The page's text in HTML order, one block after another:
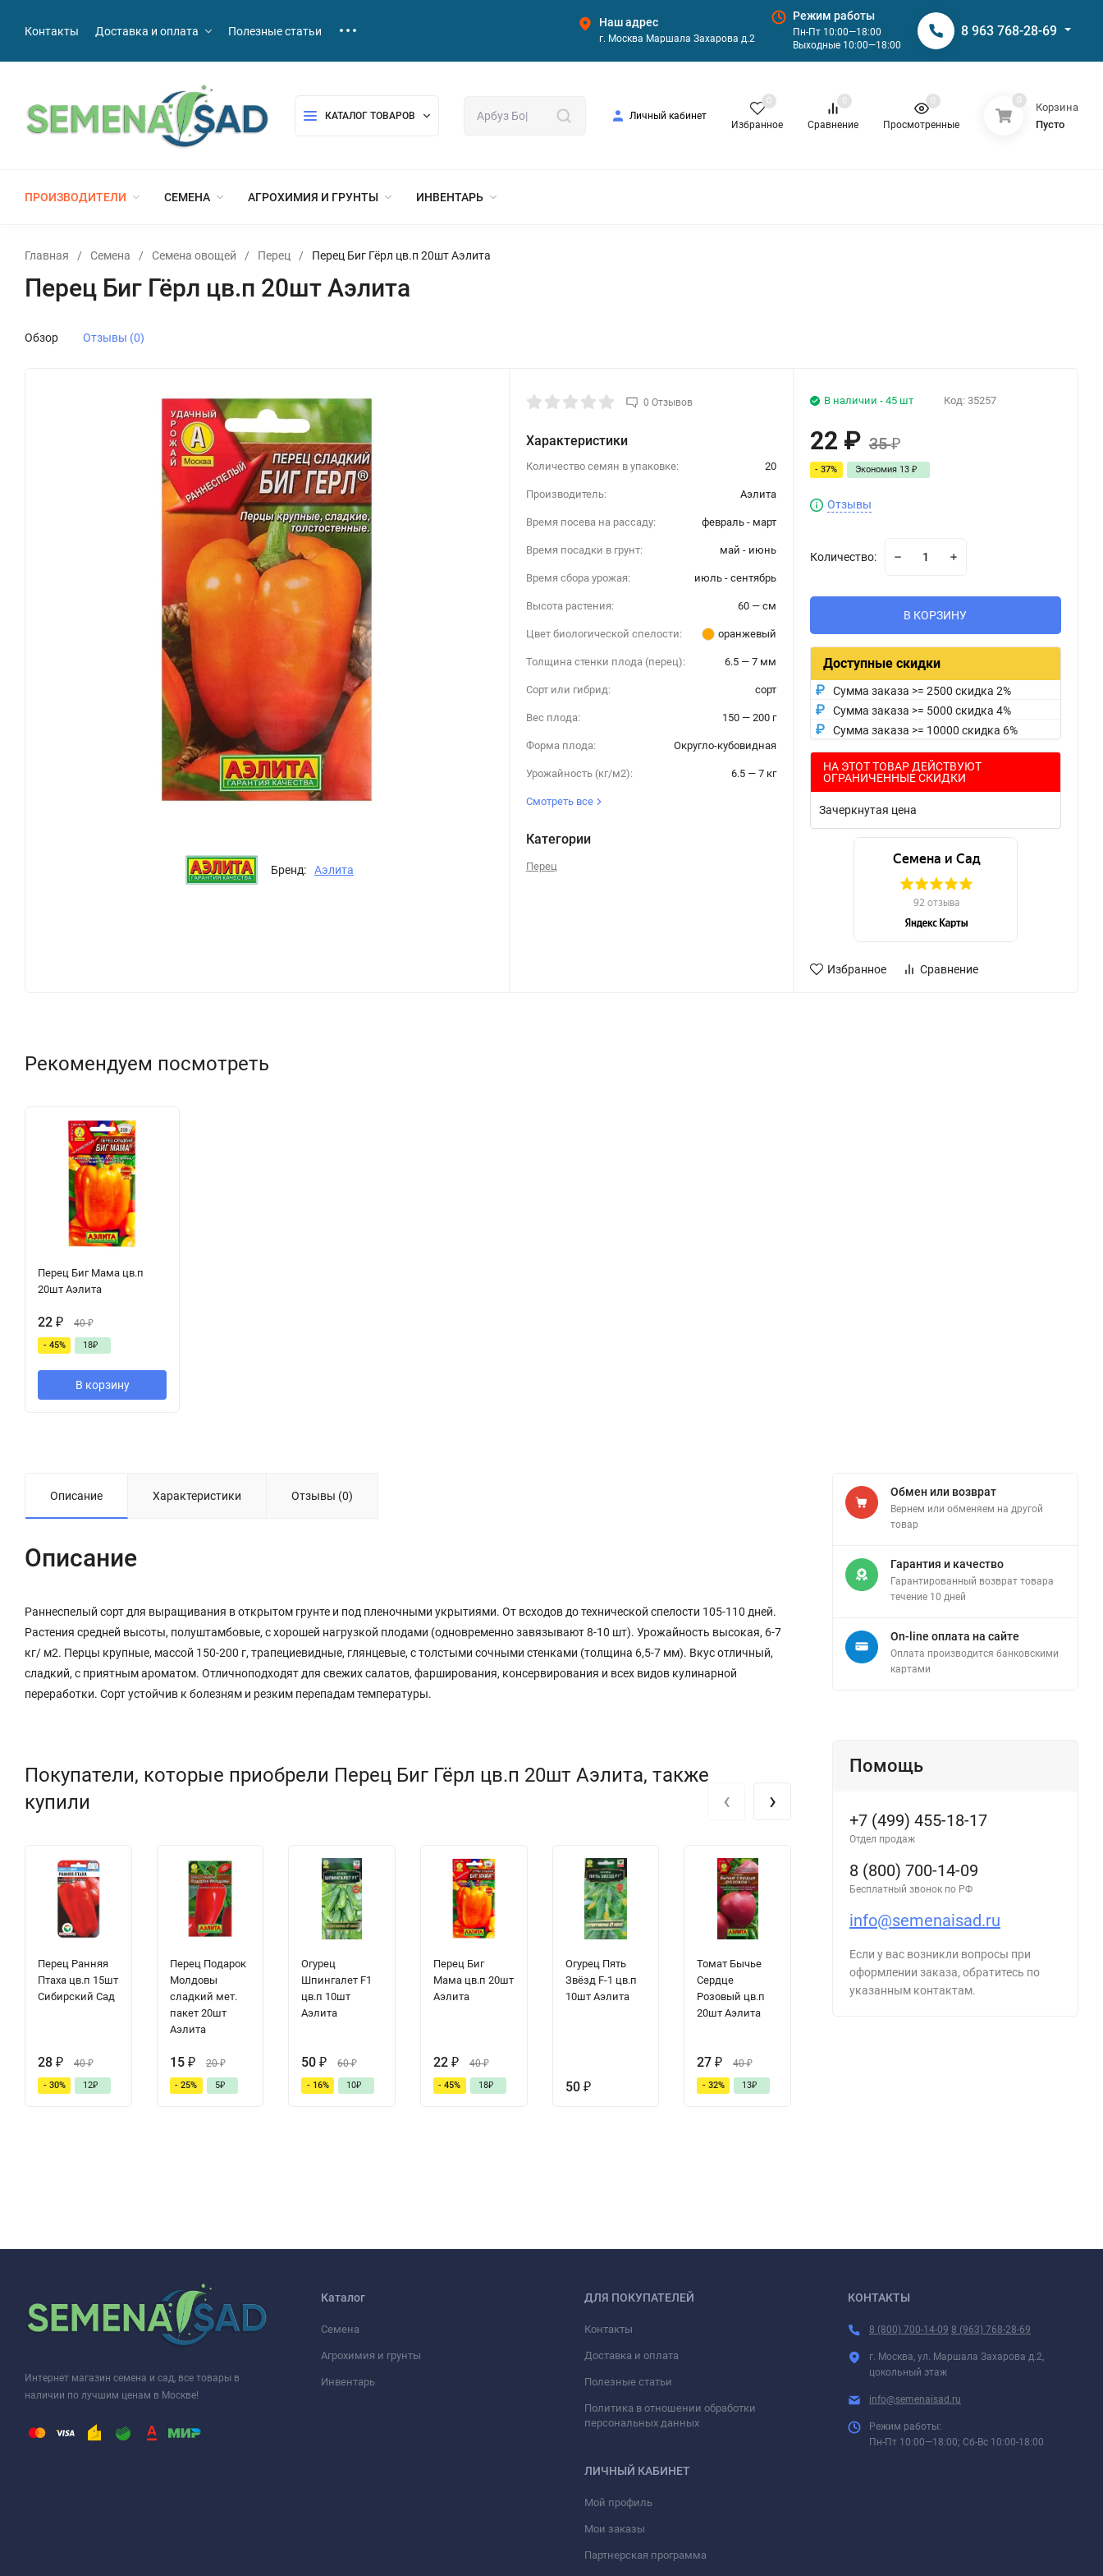
Контакты Доставка и оплата Полезные статьи
Наш адрес
г. Москва Маршала Захарова д.2
Режим работы
Пн-Пт 10:00—18:00
Выходные 10:00—18:00
8 963 768-28-69
КАТАЛОГ ТОВАРОВ
Личный кабинет
Избранное
0
Сравнение
0
Просмотренные
0 0
Корзина
Пусто
ПРОИЗВОДИТЕЛИ СЕМЕНА АГРОХИМИЯ И ГРУНТЫ ИНВЕНТАРЬ
Главная / Семена / Семена овощей / Перец / Перец Биг Гёрл цв.п 20шт Аэлита
Перец Биг Гёрл цв.п 20шт Аэлита
Обзор Отзывы (0)
Бренд: Аэлита
0 Отзывов
Характеристики
Количество семян в упаковке: 20
Производитель: Аэлита
Время посева на рассаду: февраль - март
Время посадки в грунт: май - июнь
Время сбора урожая: июль - сентябрь
Высота растения: 60 — см
Цвет биологической спелости: оранжевый
Толщина стенки плода (перец): 6.5 — 7 мм
Сорт или гибрид: сорт
Вес плода: 150 — 200 г
Форма плода: Округло-кубовидная
Урожайность (кг/м2): 6.5 — 7 кг
Смотреть все
Категории
Перец
В наличии - 45 шт Код: 35257
22 ₽ 35₽
- 37% Экономия 13 ₽
Отзывы
Количество:
В КОРЗИНУ
Доступные скидки
Сумма заказа >= 2500 скидка 2%
Сумма заказа >= 5000 скидка 4%
Сумма заказа >= 10000 скидка 6%
НА ЭТОТ ТОВАР ДЕЙСТВУЮТ
ОГРАНИЧЕННЫЕ СКИДКИ
Зачеркнутая цена
Избранное Сравнение
Рекомендуем посмотреть
Перец Биг Мама цв.п
20шт Аэлита
22 ₽ 40₽
- 45% 18₽
В корзину
Описание Характеристики Отзывы (0)
Описание
Раннеспелый сорт для выращивания в открытом грунте и под пленочными укрытиями. От всходов до технической спелости 105-110 дней.
Растения средней высоты, полуштамбовые, с хорошей нагрузкой плодами (одновременно завязывают 8-10 шт). Урожайность высокая, 6-7
кг/ м2. Перцы крупные, массой 150-200 г, трапециевидные, глянцевые, с толстыми сочными стенками (толщина 6,5-7 мм). Вкус отличный,
сладкий, с приятным ароматом. Отличноподходят для свежих салатов, фарширования, консервирования и всех видов кулинарной
переработки. Сорт устойчив к болезням и резким перепадам температуры.
Покупатели, которые приобрели Перец Биг Гёрл цв.п 20шт Аэлита, также
купили
Перец Ранняя
Птаха цв.п 15шт
Сибирский Сад
28 ₽ 40₽
- 30% 12₽
Перец Подарок
Молдовы
сладкий мет.
пакет 20шт
Аэлита
15 ₽ 20₽
- 25% 5₽
Огурец
Шпингалет F1
цв.п 10шт
Аэлита
50₽ 60₽
- 16% 10₽
Перец Биг
Мама цв.п 20шт
Аэлита
22 ₽ 40₽
- 45% 18₽
Огурец Пять
Звёзд F-1 цв.п
10шт Аэлита
50 ₽
Томат Бычье
Сердце
Розовый цв.п
20шт Аэлита
27₽ 40₽
- 32% 13₽
Огурец Кузя F1
цв.п 0,25гр
Аэлита
Перец Толстый
Барон цв.п
15шт
‹ ›
Обмен или возврат
Вернем или обменяем на другой
товар
Гарантия и качество
Гарантированный возврат товара
течение 10 дней
On-line оплата на сайте
Оплата производится банковскими
картами
Помощь
+7 (499) 455-18-17
Отдел продаж
8 (800) 700-14-09
Бесплатный звонок по РФ
info@semenaisad.ru
Если у вас возникли вопросы при
оформлении заказа, обратитесь по
указанным контактам.
Интернет магазин семена и сад, все товары в
наличии по лучшим ценам в Москве!
Каталог
Семена
Агрохимия и грунты
Инвентарь
ДЛЯ ПОКУПАТЕЛЕЙ
Контакты
Доставка и оплата
Полезные статьи
Политика в отношении обработки
персональных данных
ЛИЧНЫЙ КАБИНЕТ
Мой профиль
Мои заказы
Партнерская программа
КОНТАКТЫ
8 (800) 700-14-09 8 (963) 768-28-69
г. Москва, ул. Маршала Захарова д.2,
цокольный этаж
info@semenaisad.ru
Режим работы:
Пн-Пт 10:00—18:00; Сб-Вс 10:00-18:00